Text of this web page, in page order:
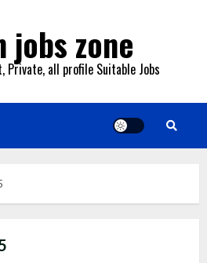
jobs zone
Private, all profile Suitable Jobs